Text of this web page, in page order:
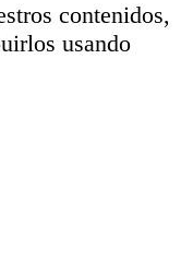
contenidos,
usando